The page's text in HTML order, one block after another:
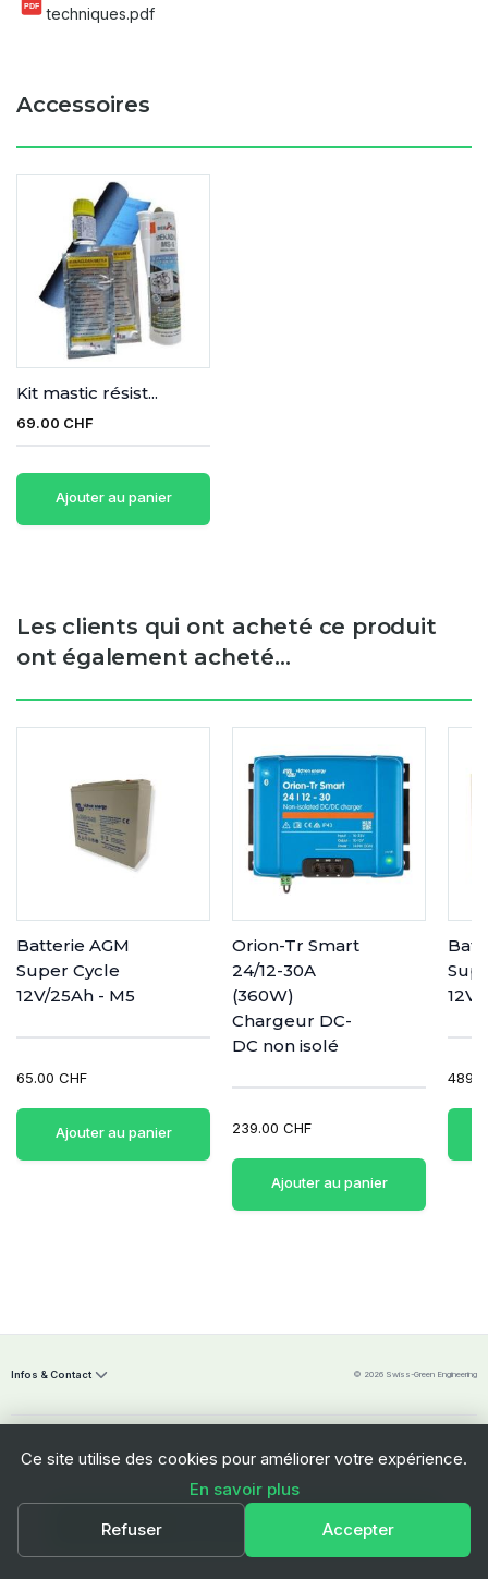
PDF
techniques.pdf
Accessoires
Kit mastic résist...
69.00 CHF
Ajouter au panier
Les clients qui ont acheté ce produit
ont également acheté...
Batterie AGM
Super Cycle
12V/25Ah - M5
65.00 CHF
Ajouter au panier
Orion-Tr Smart
24/12-30A
(360W)
Chargeur DC-
DC non isolé
239.00 CHF
Ajouter au panier
12V/
Infos & Contact © 2026 Swiss-Green Engineering
Swiss-Green Engineering Sàrl
3280 Morat
Ce site utilise des cookies pour améliorer votre expérience.
En savoir plus
Refuser
Accepter